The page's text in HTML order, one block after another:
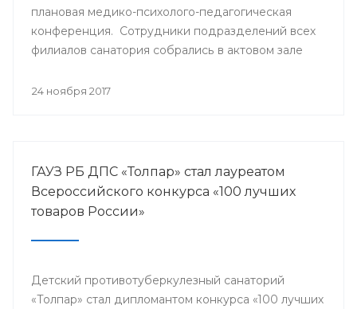
плановая медико-психолого-педагогическая
конференция. Сотрудники подразделений всех
филиалов санатория собрались в актовом зале
учреждения и подумать над оптимальными
24 ноября 2017
ГАУЗ РБ ДПС «Толпар» стал лауреатом
Всероссийского конкурса «100 лучших
товаров России»
Детский противотуберкулезный санаторий
«Толпар» стал дипломантом конкурса «100 лучших